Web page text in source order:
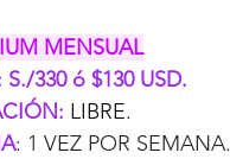
MENSUAL
330 ó $130 USD.
LIBRE.
: 1 VEZ POR SEMANA.